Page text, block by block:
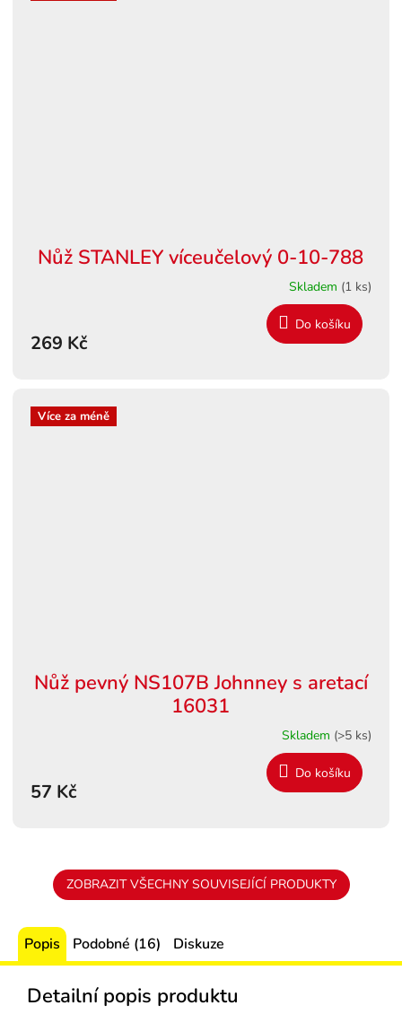
Nůž STANLEY víceučelový 0-10-788
Skladem (1 ks)
269 Kč
Do košíku
Více za méně
Nůž pevný NS107B Johnney s aretací
16031
Skladem (>5 ks)
57 Kč
Do košíku
ZOBRAZIT VŠECHNY SOUVISEJÍCÍ PRODUKTY
Popis Podobné (16) Diskuze
Detailní popis produktu